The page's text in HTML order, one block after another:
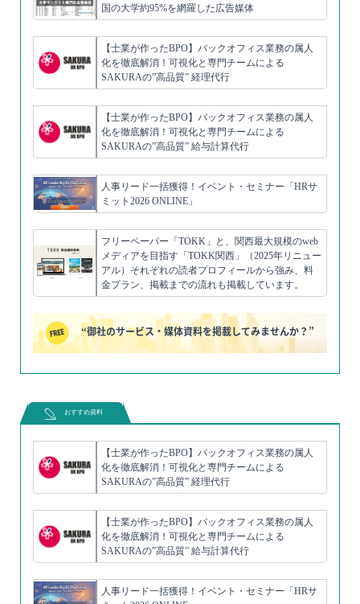
国の大学約95%を網羅した広告媒体
【士業が作ったBPO】バックオフィス業務の属人
化を徹底解消！可視化と専門チームによる
SAKURAの”高品質” 経理代行
【士業が作ったBPO】バックオフィス業務の属人
化を徹底解消！可視化と専門チームによる
SAKURAの”高品質” 給与計算代行
人事リード一括獲得！イベント・セミナー「HRサ
ミット2026 ONLINE」
フリーペーパー「TOKK」と、関西最大規模のweb
メディアを目指す「TOKK関西」（2025年リニュー
アル）それぞれの読者プロフィールから強み、料
金プラン、掲載までの流れも掲載しています。
“御社のサービス・媒体資料を掲載してみませんか？”
おすすめ資料
【士業が作ったBPO】バックオフィス業務の属人
化を徹底解消！可視化と専門チームによる
SAKURAの”高品質” 経理代行
【士業が作ったBPO】バックオフィス業務の属人
化を徹底解消！可視化と専門チームによる
SAKURAの”高品質” 給与計算代行
人事リード一括獲得！イベント・セミナー「HRサ